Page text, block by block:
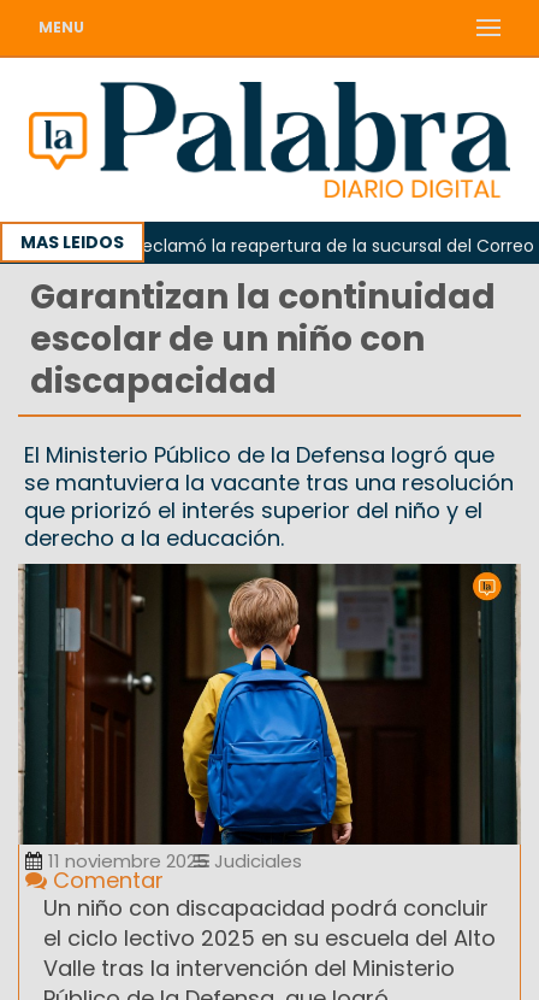
MENU
MAS LEIDOS
Odarda reclamó la reapertura de la sucursal del Correo
Garantizan la continuidad
escolar de un niño con
discapacidad
El Ministerio Público de la Defensa logró que
se mantuviera la vacante tras una resolución
que priorizó el interés superior del niño y el
derecho a la educación.
11 noviembre 2025 Judiciales
Comentar
Un niño con discapacidad podrá concluir
el ciclo lectivo 2025 en su escuela del Alto
Valle tras la intervención del Ministerio